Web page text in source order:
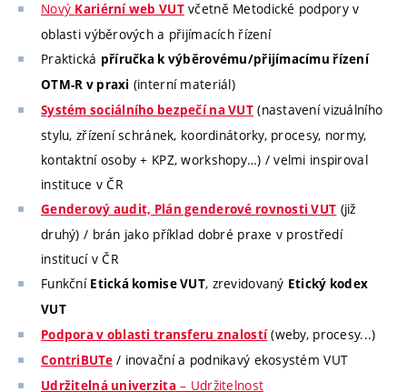
Nový Kariérní web VUTvčetně Metodické podpory v
oblasti výběrových a přijímacích řízení
Praktická příručka k výběrovému/přijímacímu řízení
OTM-R v praxi (interní materiál)
Systém sociálního bezpečí na VUT(nastavení vizuálního
stylu, zřízení schránek, koordinátorky, procesy, normy,
kontaktní osoby + KPZ, workshopy…) / velmi inspiroval
instituce v ČR
Genderový audit, Plán genderové rovnosti VUT (již
druhý) / brán jako příklad dobré praxe v prostředí
institucí v ČR
Funkční Etická komise VUT, zrevidovaný Etický kodex
VUT
Podpora v oblasti transferu znalostí(weby, procesy...)
ContriBUTe/ inovační a podnikavý ekosystém VUT
Udržitelná univerzita– Udržitelnost